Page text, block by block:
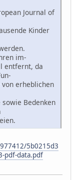
Journal of
Kinder
im-
entfernt, da
erheblichen
Bedenken
5b0215d3
pdf-data.pdf